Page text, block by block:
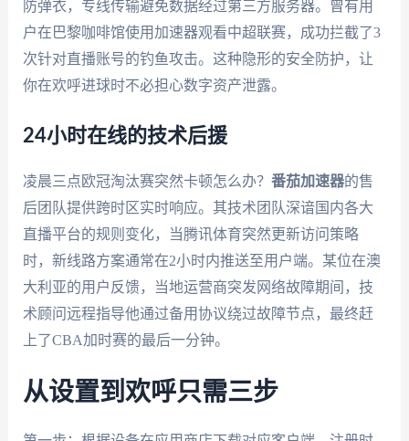
防弹衣，专线传输避免数据经过第三方服务器。曾有用
户在巴黎咖啡馆使用加速器观看中超联赛，成功拦截了3
次针对直播账号的钓鱼攻击。这种隐形的安全防护，让
你在欢呼进球时不必担心数字资产泄露。
24小时在线的技术后援
凌晨三点欧冠淘汰赛突然卡顿怎么办？ 番茄加速器的售
后团队提供跨时区实时响应。其技术团队深谙国内各大
直播平台的规则变化，当腾讯体育突然更新访问策略
时，新线路方案通常在2小时内推送至用户端。某位在澳
大利亚的用户反馈，当地运营商突发网络故障期间，技
术顾问远程指导他通过备用协议绕过故障节点，最终赶
上了CBA加时赛的最后一分钟。
从设置到欢呼只需三步